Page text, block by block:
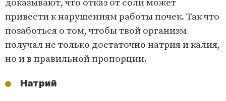
доказывают, что отказ от соли может
привести к нарушениям работы почек. Так что
позаботься о том, чтобы твой организм
получал не только достаточно натрия и калия,
но и в правильной пропорции.
Натрий